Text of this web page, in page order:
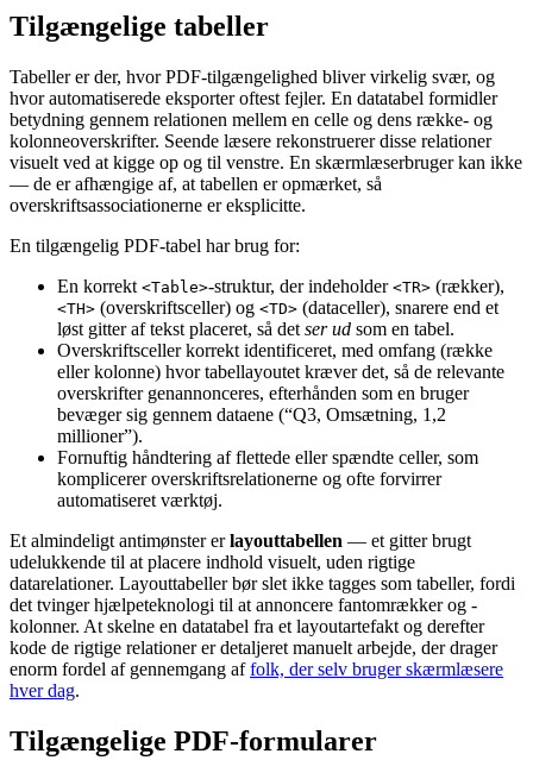
Tilgængelige tabeller
Tabeller er der, hvor PDF-tilgængelighed bliver virkelig svær, og
hvor automatiserede eksporter oftest fejler. En datatabel formidler
betydning gennem relationen mellem en celle og dens række- og
kolonneoverskrifter. Seende læsere rekonstruerer disse relationer
visuelt ved at kigge op og til venstre. En skærmlæserbruger kan ikke
— de er afhængige af, at tabellen er opmærket, så
overskriftsassociationerne er eksplicitte.
En tilgængelig PDF-tabel har brug for:
En korrekt <Table>-struktur, der indeholder <TR> (rækker),
<TH> (overskriftsceller) og <TD> (dataceller), snarere end et
løst gitter af tekst placeret, så det ser ud som en tabel.
Overskriftsceller korrekt identificeret, med omfang (række
eller kolonne) hvor tabellayoutet kræver det, så de relevante
overskrifter genannonceres, efterhånden som en bruger
bevæger sig gennem dataene (“Q3, Omsætning, 1,2
millioner”).
Fornuftig håndtering af flettede eller spændte celler, som
komplicerer overskriftsrelationerne og ofte forvirrer
automatiseret værktøj.
Et almindeligt antimønster erlayouttabellen — et gitter brugt
udelukkende til at placere indhold visuelt, uden rigtige
datarelationer. Layouttabeller bør slet ikke tagges som tabeller, fordi
det tvinger hjælpeteknologi til at annoncere fantomrækker og -
kolonner. At skelne en datatabel fra et layoutartefakt og derefter
kode de rigtige relationer er detaljeret manuelt arbejde, der drager
enorm fordel af gennemgang affolk, der selv bruger skærmlæsere
hver dag.
Tilgængelige PDF-formularer